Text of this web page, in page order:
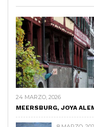
24 MARZO, 2026
MEERSBURG, JOYA